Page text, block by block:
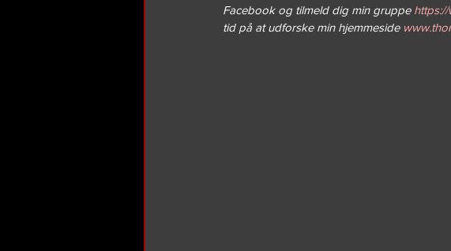
Facebook og tilmeld dig min gruppe
tid på at udforske min hjemmeside